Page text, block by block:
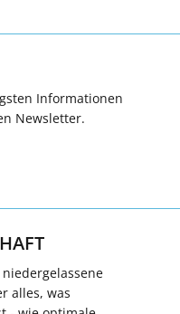
Informationen
Newsletter.
niedergelassene
alles, was